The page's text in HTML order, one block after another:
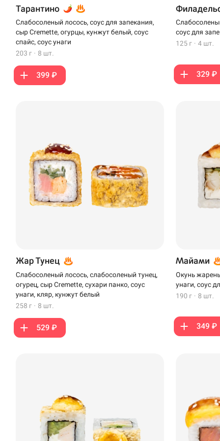
Тарантино
Слабосоленый лосось, соус для запекания,
сыр Cremette, огурцы, кунжут белый, соус
спайс, соус унаги
203 г · 8 шт.
399 ₽
соус для
125 г · 4 шт.
329 ₽
Жар Тунец
Слабосоленый лосось, слабосоленый тунец,
огурец, сыр Cremette, сухари панко, соус
унаги, кляр, кунжут белый
258 г · 8 шт.
529 ₽
Майами
Окунь
унаги, соус
190 г · 8 шт.
349 ₽